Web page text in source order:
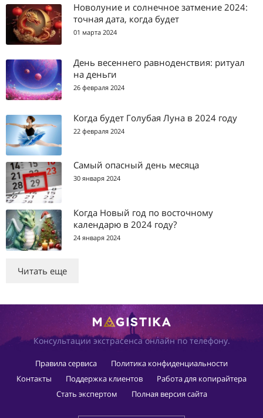
Новолуние и солнечное затмение 2024:
точная дата, когда будет
01 марта 2024
День весеннего равноденствия: ритуал
на деньги
26 февраля 2024
Когда будет Голубая Луна в 2024 году
22 февраля 2024
Самый опасный день месяца
30 января 2024
Когда Новый год по восточному
календарю в 2024 году?
24 января 2024
Читать еще
Консультации экстрасенса онлайн по телефону.
Правила сервиса
Политика конфиденциальности
Контакты
Поддержка клиентов
Работа для копирайтера
Стать экспертом
Полная версия сайта